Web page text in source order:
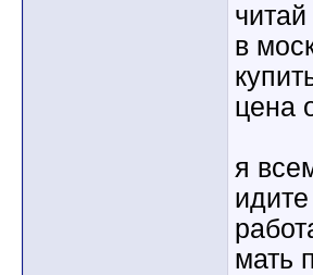
в
цена
я
мать